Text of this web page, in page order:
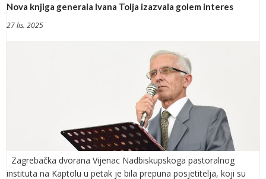
Nova knjiga generala Ivana Tolja izazvala golem interes
27 lis. 2025
Zagrebačka dvorana Vijenac Nadbiskupskoga pastoralnog
instituta na Kaptolu u petak je bila prepuna posjetitelja, koji su